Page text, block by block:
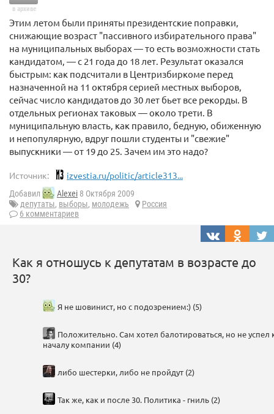
в архиве
Этим летом были приняты президентские поправки,
снижающие возраст "пассивного избирательного права"
на муниципальных выборах — то есть возможности стать
кандидатом, — с 21 года до 18 лет. Результат оказался
быстрым: как подсчитали в Центризбиркоме перед
назначенной на 11 октября серией местных выборов,
сейчас число кандидатов до 30 лет бьет все рекорды. В
отдельных регионах таковых — около трети. В
муниципальную власть, как правило, бедную, обиженную
и непопулярную, вдруг пошли студенты и "свежие"
выпускники — от 19 до 25. Зачем им это надо?
Источник: izvestia.ru/politic/article313...
Добавил Alexei 8 Октября 2009
депутаты, выборы, молодежь
Россия
6 комментариев
Как я отношусь к депутатам в возрасте до
30?
Я не шовинист, но с подозрением:) (5)
Положительно. Сам хотел балотироваться, но не успел
началу компании (4)
либо шестерки, либо не пройдут (2)
Так же, как и после 30. Политика - гниль (2)